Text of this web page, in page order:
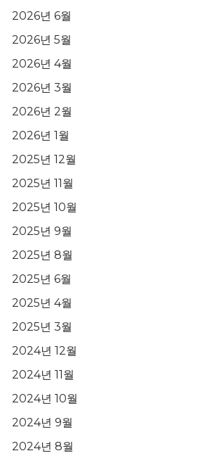
2026년 6월
2026년 5월
2026년 4월
2026년 3월
2026년 2월
2026년 1월
2025년 12월
2025년 11월
2025년 10월
2025년 9월
2025년 8월
2025년 6월
2025년 4월
2025년 3월
2024년 12월
2024년 11월
2024년 10월
2024년 9월
2024년 8월